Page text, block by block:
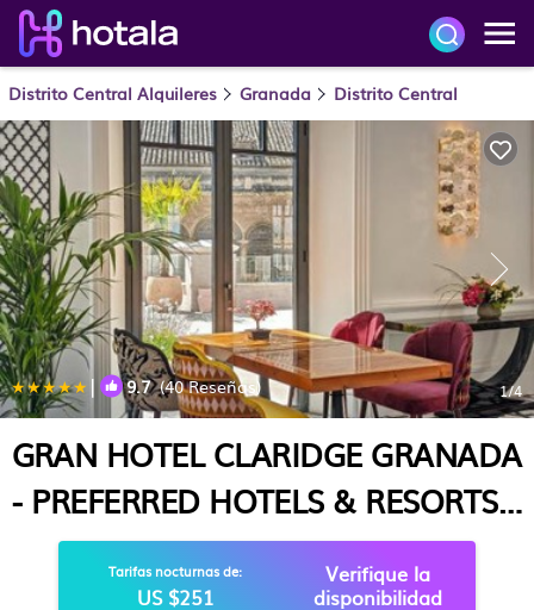
Distrito Central Alquileres Granada Distrito Central
| 9.7(40 Reseñas) 1/4
GRAN HOTEL CLARIDGE GRANADA
- PREFERRED HOTELS & RESORTS |
HOTEL EN GRANADA
Tarifas nocturnas de:
US $251
Verifique la
disponibilidad